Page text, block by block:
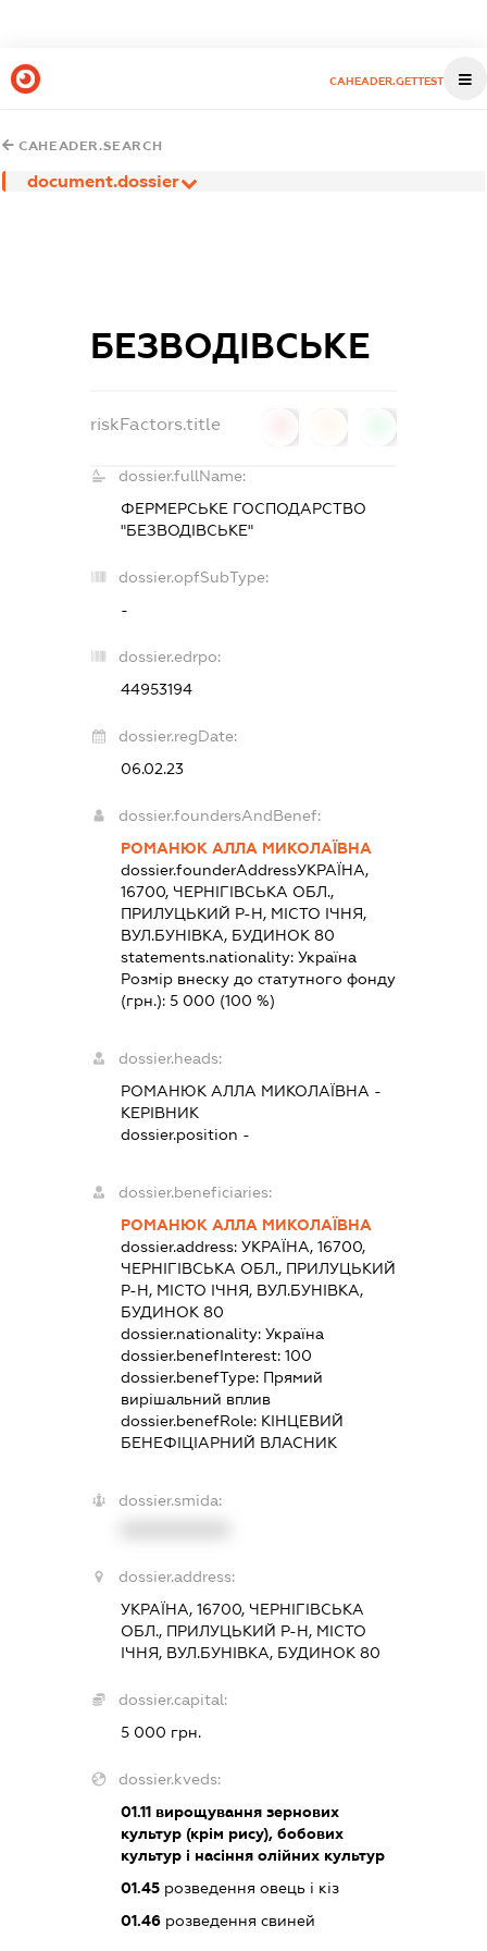
CAHEADER.GETTEST
CAHEADER.SEARCH
document.dossier
БЕЗВОДІВСЬКЕ
riskFactors.title
dossier.fullName:
ФЕРМЕРСЬКЕ ГОСПОДАРСТВО
"БЕЗВОДІВСЬКЕ"
dossier.opfSubType:
-
dossier.edrpo:
44953194
dossier.regDate:
06.02.23
dossier.foundersAndBenef:
РОМАНЮК АЛЛА МИКОЛАЇВНА
dossier.founderAddressУКРАЇНА,
16700, ЧЕРНІГІВСЬКА ОБЛ.,
ПРИЛУЦЬКИЙ Р-Н, МІСТО ІЧНЯ,
ВУЛ.БУНІВКА, БУДИНОК 80
statements.nationality: Україна
Розмір внеску до статутного фонду
(грн.): 5 000 (100 %)
dossier.heads:
РОМАНЮК АЛЛА МИКОЛАЇВНА -
КЕРІВНИК
dossier.position -
dossier.beneficiaries:
РОМАНЮК АЛЛА МИКОЛАЇВНА
dossier.address: УКРАЇНА, 16700,
ЧЕРНІГІВСЬКА ОБЛ., ПРИЛУЦЬКИЙ
Р-Н, МІСТО ІЧНЯ, ВУЛ.БУНІВКА,
БУДИНОК 80
dossier.nationality: Україна
dossier.benefInterest: 100
dossier.benefType: Прямий
вирішальний вплив
dossier.benefRole: КІНЦЕВИЙ
БЕНЕФІЦІАРНИЙ ВЛАСНИК
dossier.smida:
dossier.address:
УКРАЇНА, 16700, ЧЕРНІГІВСЬКА
ОБЛ., ПРИЛУЦЬКИЙ Р-Н, МІСТО
ІЧНЯ, ВУЛ.БУНІВКА, БУДИНОК 80
dossier.capital:
5 000 грн.
dossier.kveds:
01.11вирощування зернових
культур (крім рису), бобових
культур і насіння олійних культур
01.45розведення овець і кіз
01.46розведення свиней